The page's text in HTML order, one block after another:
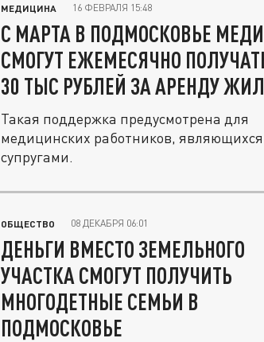
МЕДИЦИНА 16 ФЕВРАЛЯ 15:48
С МАРТА В ПОДМОСКОВЬЕ
СМОГУТ ЕЖЕМЕСЯЧНО
30 ТЫС РУБЛЕЙ ЗА АРЕНДУ
Такая поддержка предусмотрена для
медицинских работников, являющихся
супругами.
ОБЩЕСТВО 08 ДЕКАБРЯ 06:01
ДЕНЬГИ ВМЕСТО ЗЕМЕЛЬНОГО
УЧАСТКА СМОГУТ ПОЛУЧИТЬ
МНОГОДЕТНЫЕ СЕМЬИ В
ПОДМОСКОВЬЕ